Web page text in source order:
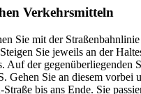
Verkehrsmitteln
Sie mit der
Sie jeweils an der
Auf der gegenüberliegenden
Gehen Sie an diesem vorbei
bis ans Ende. Sie